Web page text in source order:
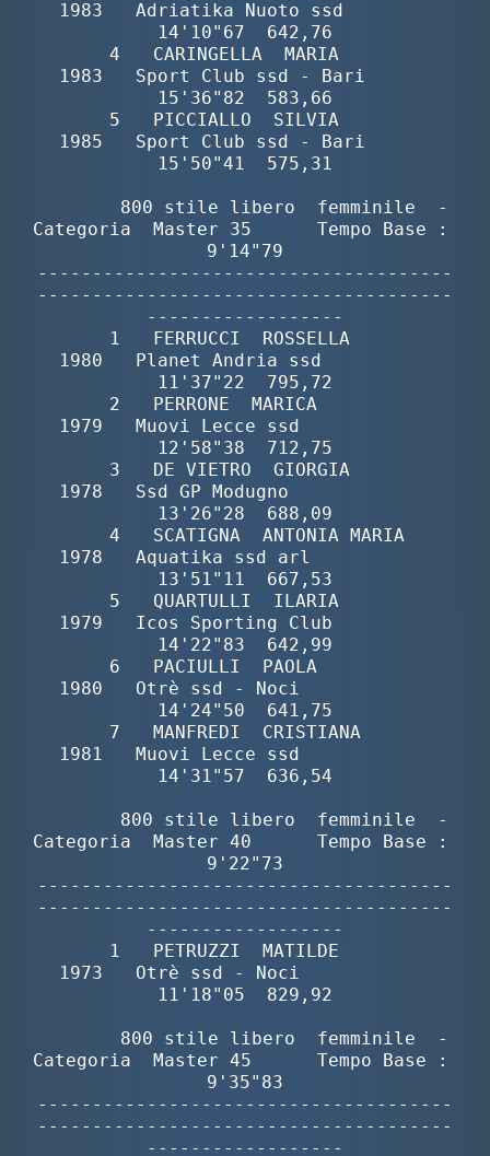
Archivio News
Flash News
Galleria fotografica
Videogallery
Intranet
Webmail
Contatti
Mappa del sito